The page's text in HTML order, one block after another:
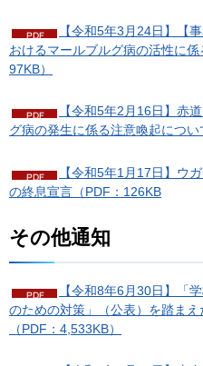
【令和5年3月24日】【
おけるマールブルグ病の活性に係
97KB）
【令和5年2月16日】赤
グ病の発生に係る注意喚起につい
【令和5年1月17日】ウ
の終息宣言（PDF：126KB
その他通知
【令和8年6月30日】「
のための対策」（公表）を踏まえ
（PDF：4,533KB）